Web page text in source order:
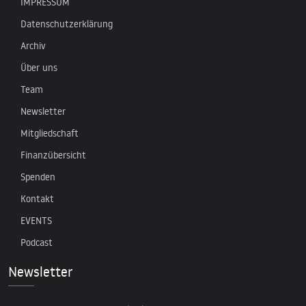
Datenschutzerklärung
Archiv
Über uns
Team
Newsletter
Mitgliedschaft
Finanzübersicht
Spenden
Kontakt
EVENTS
Podcast
Newsletter